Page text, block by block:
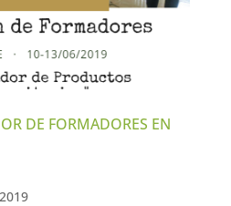
DE FORMADORES EN